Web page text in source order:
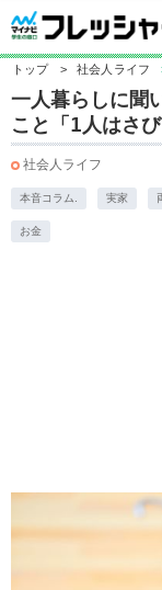
トップ > 社会人ライフ
一人暮らしに聞
こと「1人はさ
社会人ライフ
本音コラム. 実家
お金